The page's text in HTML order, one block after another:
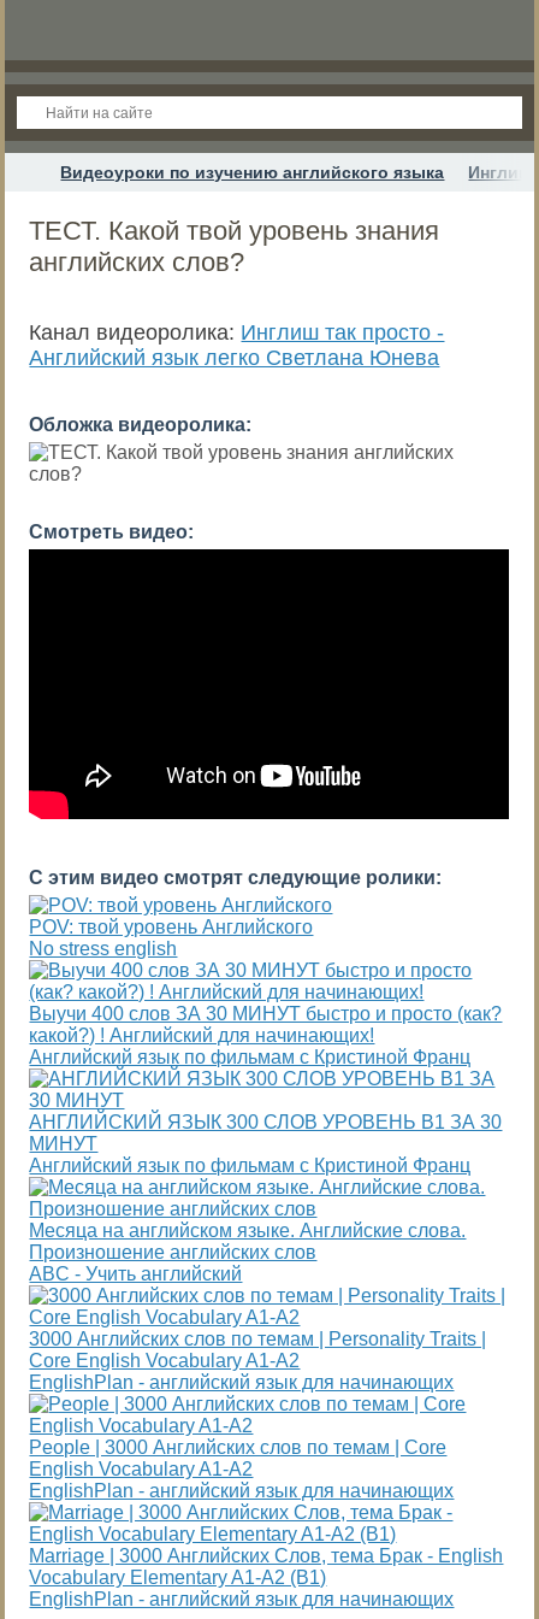
Видеоуроки по изучению английского языка Инглиш
ТЕСТ. Какой твой уровень знания
английских слов?
Канал видеоролика: Инглиш так просто -
Английский язык легко Светлана Юнева
Обложка видеоролика:
Смотреть видео:
С этим видео смотрят следующие ролики:
POV: твой уровень Английского
No stress english
Выучи 400 слов ЗА 30 МИНУТ быстро и просто (как?
какой?) ! Английский для начинающих!
Английский язык по фильмам с Кристиной Франц
АНГЛИЙСКИЙ ЯЗЫК 300 СЛОВ УРОВЕНЬ В1 ЗА 30
МИНУТ
Английский язык по фильмам с Кристиной Франц
Месяца на английском языке. Английские слова.
Произношение английских слов
ABC - Учить английский
3000 Английских слов по темам | Personality Traits |
Core English Vocabulary A1-A2
EnglishPlan - английский язык для начинающих
People | 3000 Английских слов по темам | Core
English Vocabulary A1-A2
EnglishPlan - английский язык для начинающих
Marriage | 3000 Английских Слов, тема Брак - English
Vocabulary Elementary A1-A2 (B1)
EnglishPlan - английский язык для начинающих